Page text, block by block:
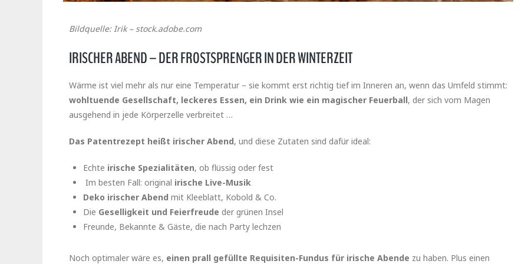
Bildquelle: Irik – stock.adobe.com
IRISCHER ABEND – DER FROSTSPRENGER IN DER WINTERZEIT
Wärme ist viel mehr als nur eine Temperatur – sie kommt erst richtig tief im Inneren an, wenn das Umfeld stimmt:
wohltuende Gesellschaft, leckeres Essen, ein Drink wie ein magischer Feuerball, der sich vom Magen
ausgehend in jede Körperzelle verbreitet …
Das Patentrezept heißt irischer Abend, und diese Zutaten sind dafür ideal:
Echte irische Spezialitäten, ob flüssig oder fest
Im besten Fall: original irische Live-Musik
Deko irischer Abend mit Kleeblatt, Kobold & Co.
Die Geselligkeit und Feierfreude der grünen Insel
Freunde, Bekannte & Gäste, die nach Party lechzen
Noch optimaler wäre es, einen prall gefüllte Requisiten-Fundus für irische Abende zu haben. Plus einen